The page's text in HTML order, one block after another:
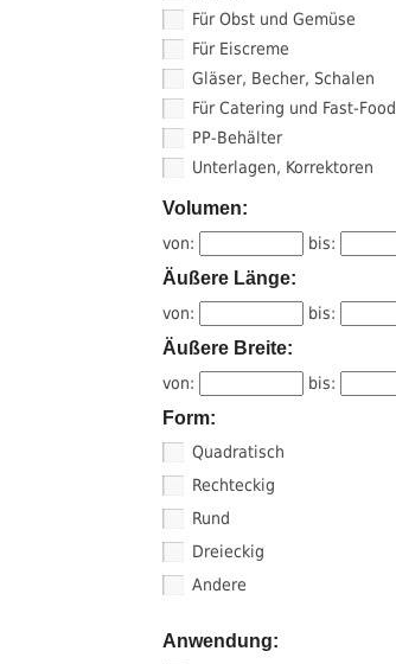
Für Obst und Gemüse
Für Eiscreme
Gläser, Becher, Schalen
Für Catering und Fast-Food
PP-Behälter
Unterlagen, Korrektoren
Volumen:
von: bis:
Äußere Länge:
von: bis:
Äußere Breite:
von: bis:
Form:
Quadratisch
Rechteckig
Rund
Dreieckig
Andere
Anwendung: